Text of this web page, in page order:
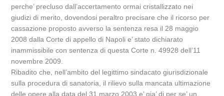
perche’ precluso dall’accertamento ormai cristallizzato nei
giudizi di merito, dovendosi peraltro precisare che il ricorso per
cassazione proposto avverso la sentenza resa il 28 maggio
2008 dalla Corte di appello di Napoli e’ stato dichiarato
inammissibile con sentenza di questa Corte n. 49928 dell’11
novembre 2009.
Ribadito che, nell’ambito del legittimo sindacato giurisdizionale
sulla procedura di sanatoria, il rilievo sulla mancata ultimazione
delle opere alla data del 31 marzo 2003 e’ gia’ di per se’ un